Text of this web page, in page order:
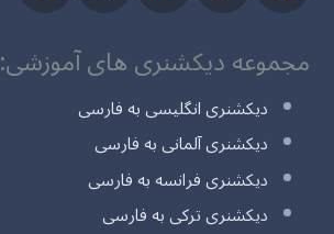
مجموعه دیکشنری های آموزشی:
دیکشنری انگلیسی به فارسی
دیکشنری آلمانی به فارسی
دیکشنری فرانسه به فارسی
دیکشنری ترکی به فارسی